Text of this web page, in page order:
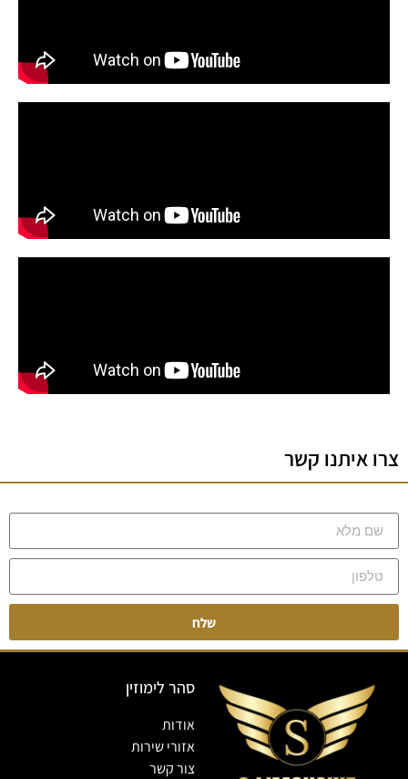
צרו איתנו קשר
שלח
סהר לימוזין
אודות
אזורי שירות
צור קשר